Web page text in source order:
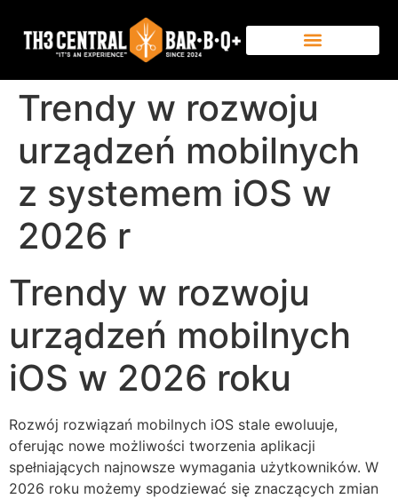
Trendy w rozwoju
urządzeń mobilnych
z systemem iOS w
2026 r
Trendy w rozwoju
urządzeń mobilnych
iOS w 2026 roku
Rozwój rozwiązań mobilnych iOS stale ewoluuje,
oferując nowe możliwości tworzenia aplikacji
spełniających najnowsze wymagania użytkowników. W
2026 roku możemy spodziewać się znaczących zmian